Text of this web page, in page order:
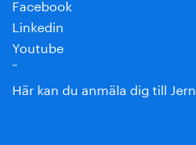
Facebook
Linkedin
Youtube
¨
Här kan du anmäla dig till